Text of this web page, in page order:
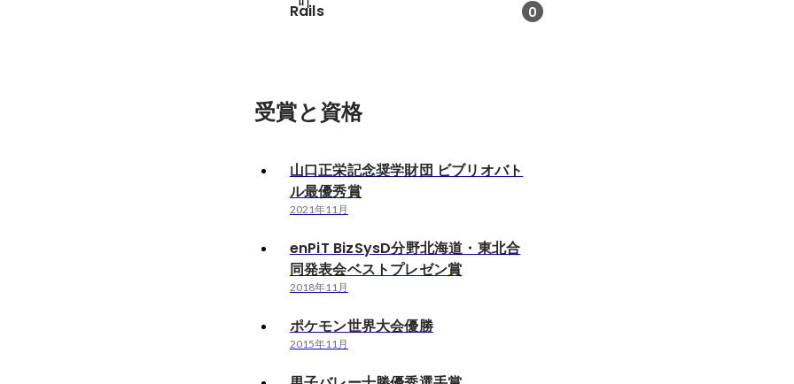
Rails 0
受賞と資格
山口正栄記念奨学財団 ビブリオバト
ル最優秀賞
2021年11月
enPiT BizSysD分野北海道・東北合
同発表会ベストプレゼン賞
2018年11月
ポケモン世界大会優勝
2015年11月